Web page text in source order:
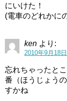
にいけた！
(電車のどれかに
ken より:
2010年9月18
忘れちゃったと
番（ほうじょう
すかね